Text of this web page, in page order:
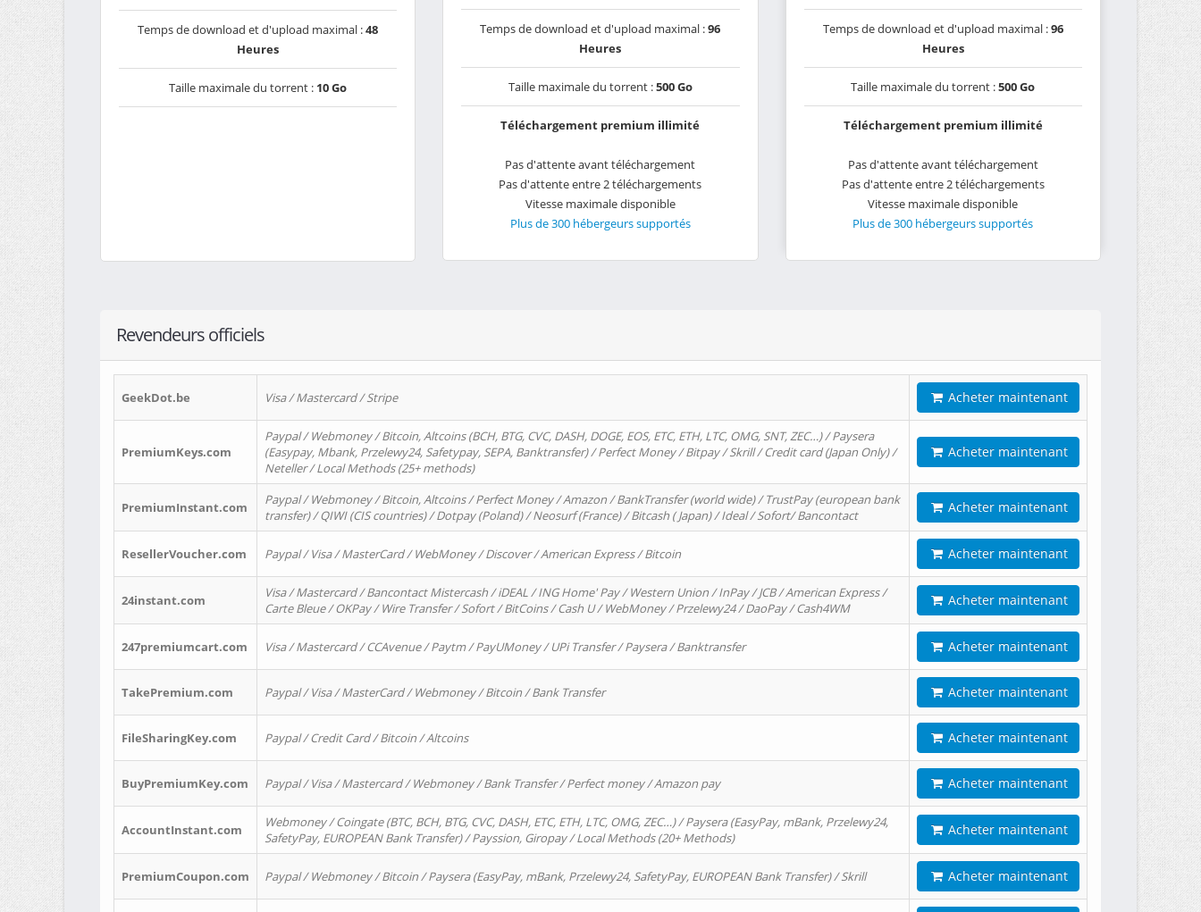
Temps de download et d'upload maximal :48
Heures
Taille maximale du torrent : 10 Go
Temps de download et d'upload maximal :96
Heures
Taille maximale du torrent :500 Go
Téléchargement premium illimité
Pas d'attente avant téléchargement
Pas d'attente entre 2 téléchargements
Vitesse maximale disponible
Plus de 300 hébergeurs supportés
Temps de download et d'upload maximal :96
Heures
Taille maximale du torrent :500 Go
Téléchargement premium illimité
Pas d'attente avant téléchargement
Pas d'attente entre 2 téléchargements
Vitesse maximale disponible
Plus de 300 hébergeurs supportés
Revendeurs officiels
GeekDot.be Visa / Mastercard / Stripe Acheter maintenant
PremiumKeys.com
Paypal / Webmoney / Bitcoin, Altcoins (BCH, BTG, CVC, DASH, DOGE, EOS, ETC, ETH, LTC, OMG, SNT, ZEC…) / Paysera
(Easypay, Mbank, Przelewy24, Safetypay, SEPA, Banktransfer) / Perfect Money / Bitpay / Skrill / Credit card (Japan Only) /
Neteller / Local Methods (25+ methods)
Acheter maintenant
PremiumInstant.com
Paypal / Webmoney / Bitcoin, Altcoins / Perfect Money / Amazon / BankTransfer (world wide) / TrustPay (european bank
transfer) / QIWI (CIS countries) / Dotpay (Poland) / Neosurf (France) / Bitcash ( Japan) / Ideal / Sofort/ Bancontact
Acheter maintenant
ResellerVoucher.com Paypal / Visa / MasterCard / WebMoney / Discover / American Express / Bitcoin Acheter maintenant
24instant.com
Visa / Mastercard / Bancontact Mistercash / iDEAL / ING Home' Pay / Western Union / InPay / JCB / American Express /
Carte Bleue / OKPay / Wire Transfer / Sofort / BitCoins / Cash U / WebMoney / Przelewy24 / DaoPay / Cash4WM
Acheter maintenant
247premiumcart.com Visa / Mastercard / CCAvenue / Paytm / PayUMoney / UPi Transfer / Paysera / Banktransfer Acheter maintenant
TakePremium.com Paypal / Visa / MasterCard / Webmoney / Bitcoin / Bank Transfer Acheter maintenant
FileSharingKey.com Paypal / Credit Card / Bitcoin / Altcoins Acheter maintenant
BuyPremiumKey.com Paypal / Visa / Mastercard / Webmoney / Bank Transfer / Perfect money / Amazon pay Acheter maintenant
AccountInstant.com
Webmoney / Coingate (BTC, BCH, BTG, CVC, DASH, ETC, ETH, LTC, OMG, ZEC…) / Paysera (EasyPay, mBank, Przelewy24,
SafetyPay, EUROPEAN Bank Transfer) / Payssion, Giropay / Local Methods (20+ Methods)
Acheter maintenant
PremiumCoupon.com Paypal / Webmoney / Bitcoin / Paysera (EasyPay, mBank, Przelewy24, SafetyPay, EUROPEAN Bank Transfer) / Skrill Acheter maintenant